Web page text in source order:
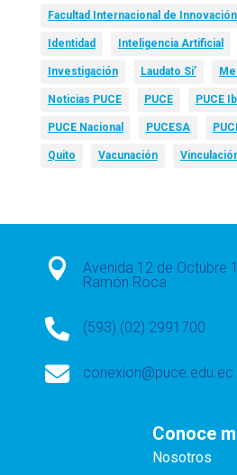
Facultad Internacional de
Identidad Inteligencia Artificial
Investigación Laudato Si’
Noticias PUCE PUCE PUCE
PUCE Nacional PUCESA
Quito Vacunación

Avenida 12 de Octubre
Ramón Roca
 (593) (02) 2991700
 conexion@puce.edu.ec
Conoce
Nosotros